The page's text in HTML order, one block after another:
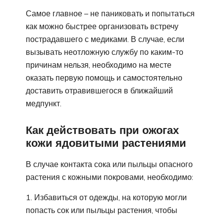
Самое главное – не паниковать и попытаться
как можно быстрее организовать встречу
пострадавшего с медиками. В случае, если
вызывать неотложную службу по каким-то
причинам нельзя, необходимо на месте
оказать первую помощь и самостоятельно
доставить отравившегося в ближайший
медпункт.
Как действовать при ожогах
кожи ядовитыми растениями
В случае контакта сока или пыльцы опасного
растения с кожными покровами, необходимо:
Избавиться от одежды, на которую могли
попасть сок или пыльцы растения, чтобы